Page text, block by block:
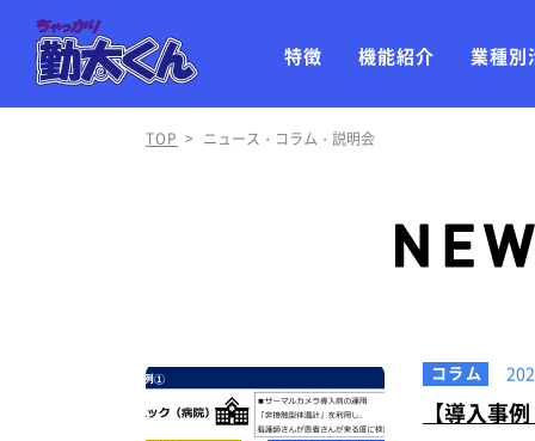
特徴 機能紹介 業種別
TOP > ニュース・コラム・説明会
コラム
【導入事